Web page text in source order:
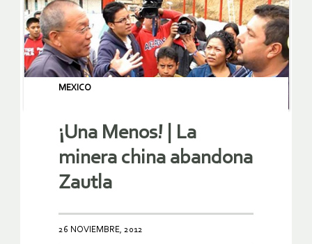
MEXICO
¡Una Menos! | La
minera china abandona
Zautla
26 NOVIEMBRE, 2012